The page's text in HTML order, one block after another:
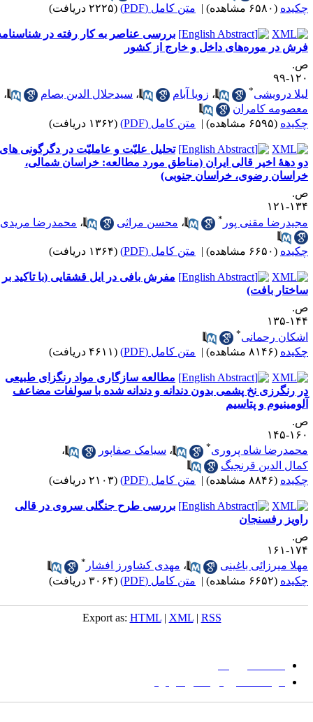
(۶۵۸۰ مشاهده) | متن کامل (PDF) (۲۲۲۵ دریافت)
بررسی عناصر به کار رفته در شناسنامه
در موره‌های داخل و خارج از کشور
۹۹
درویشی
،زویا آبام ،سیدجلال الدین بصام
،
کامران
(۶۵۹۵ مشاهده) | متن کامل (PDF) (۱۳۶۲ دریافت)
تحلیل علیّت و عاملیّت در دگرگونی های
دهۀ اخیر قالی ایران (مناطق مورد مطالعه: خراسان شمالی،
رضوی، خراسان جنوبی)
۱۲۱
مقنی پور
،محسن مراثی ،محمدرضا مریدی
(۶۶۵۰ مشاهده) | متن کامل (PDF) (۱۳۶۴ دریافت)
مفرش بافی در ایل قشقایی (با تاکید بر
بافت)
۱۳۵
رحمانی
(۸۱۴۶ مشاهده) | متن کامل (PDF) (۴۶۱۱ دریافت)
مطالعه سازگاری مواد رنگزای طبیعی
رنگرزی نخ پشمی بدون دندانه و دندانه شده با سولفات مضاعف
و پتاسیم
۱۴۵
شاه پروری
،سیامک صفاپور
،
الدین قرنجیگ
(۸۸۴۶ مشاهده) | متن کامل (PDF) (۲۱۰۳ دریافت)
بررسی طرح جنگلی سروی در قالی
رفسنجان
۱۶۱
میرزائی باغینی
،مهدی کشاورز افشار*
(۶۶۵۲ مشاهده) | متن کامل (PDF) (۳۰۶۴ دریافت)
Export as:HTML |XML|RSS
دانشگاه بیرجند
مؤسسه آموزش عالی فردوس